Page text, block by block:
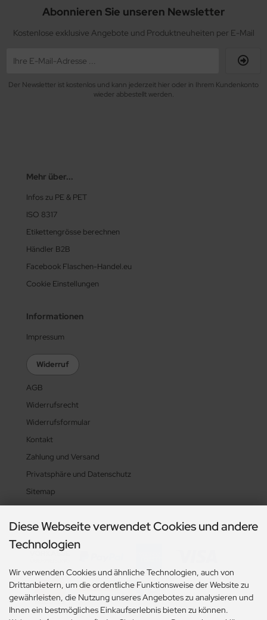
Abonnieren Sie unseren Newsletter
Kostenlose exklusive Angebote und Produktneuheiten per E-Mail
Der Newsletter ist kostenlos und kann jederzeit hier oder in Ihrem Kundenkonto
wieder abbestellt werden.
Mehr über...
Infos zu PE & PET
ISO 8317
Etikettengrösse berechnen
Händler B2B
Facebook Flaschen-Handel.eu
Cookie Einstellungen
Informationen
Impressum
Widerruf
AGB
Widerrufsrecht
Widerrufsformular
Kontakt
Zahlung und Versand
Privatsphäre und Datenschutz
Sitemap
Zahlungsarten
Diese Webseite verwendet Cookies und andere
Technologien
Wir verwenden Cookies und ähnliche Technologien, auch von
Drittanbietern, um die ordentliche Funktionsweise der Website zu
gewährleisten, die Nutzung unseres Angebotes zu analysieren und
Ihnen ein bestmögliches Einkaufserlebnis bieten zu können.